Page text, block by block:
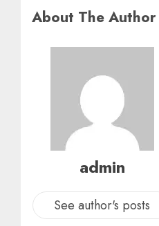
About The Author
admin
See author's posts